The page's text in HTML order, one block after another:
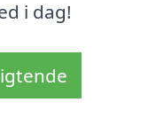
i dag!